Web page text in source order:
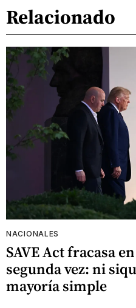
Relacionado
NACIONALES
SAVE Act fracasa
segunda vez: ni
mayoría simple